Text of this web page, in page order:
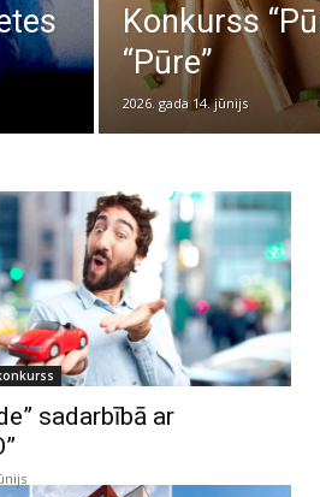
Konkurss
“Pūre”
2026. gada 14. jūnijs
sadarbībā ar